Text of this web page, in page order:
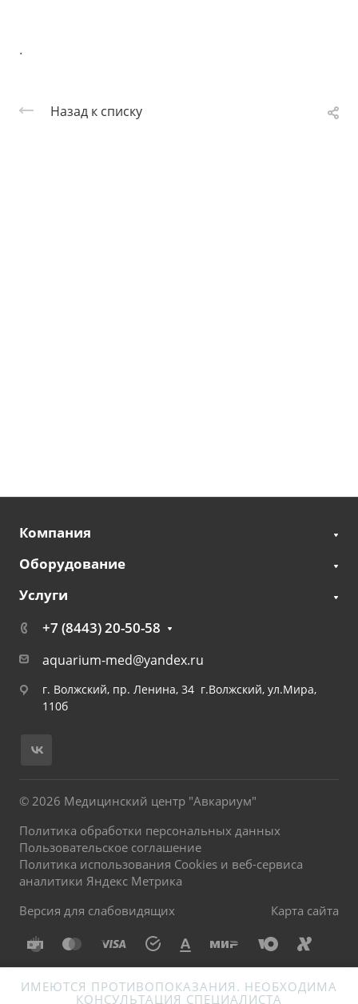
.
Назад к списку
Компания
Оборудование
Услуги
+7 (8443) 20-50-58
aquarium-med@yandex.ru
г. Волжский, пр. Ленина, 34 г.Волжский, ул.Мира,
110б
© 2026 Медицинский центр "Авкариум"
Политика обработки персональных данных
Пользовательское соглашение
Политика использования Cookies и веб-сервиса
аналитики Яндекс Метрика
Версия для слабовидящих
Карта сайта
ИМЕЮТСЯ ПРОТИВОПОКАЗАНИЯ. НЕОБХОДИМА
КОНСУЛЬТАЦИЯ СПЕЦИАЛИСТА